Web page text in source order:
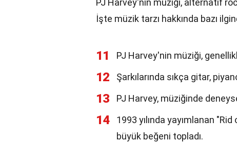
PJ Harvey'nin müziği, alternatif
İşte müzik tarzı hakkında bazı
11 PJ Harvey'nin müziği,
12 Şarkılarında sıkça gitar,
13 PJ Harvey, müziğinde
14
1993 yılında yayımlanan
büyük beğeni topladı.